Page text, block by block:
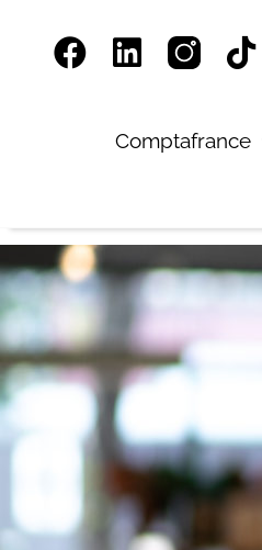
Comptafrance